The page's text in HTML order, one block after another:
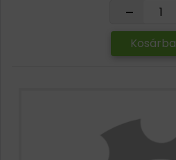
-
Kosárba